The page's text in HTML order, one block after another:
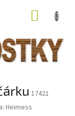
17421
Heimess